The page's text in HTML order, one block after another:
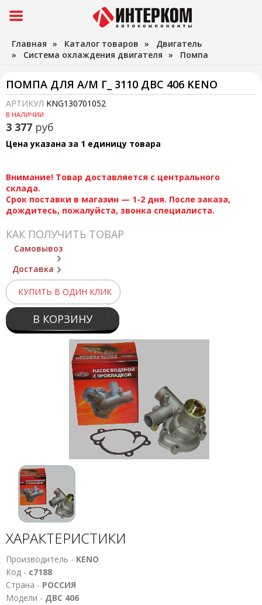
Главная » Каталог товаров » Двигатель
» Система охлаждения двигателя » Помпа
ПОМПА ДЛЯ А/М Г_ 3110 ДВС 406 KENO
АРТИКУЛ KNG130701052
В НАЛИЧИИ
3 377 руб
Цена указана за 1 единицу товара
Внимание! Товар доставляется с центрального
склада.
Срок поставки в магазин — 1-2 дня. После заказа,
дождитесь, пожалуйста, звонка специалиста.
КАК ПОЛУЧИТЬ ТОВАР
Самовывоз
Доставка
КУПИТЬ В ОДИН КЛИК
В КОРЗИНУ
ХАРАКТЕРИСТИКИ
Производитель - KENO
Код - с7188
Страна - РОССИЯ
Модели - ДВС 406